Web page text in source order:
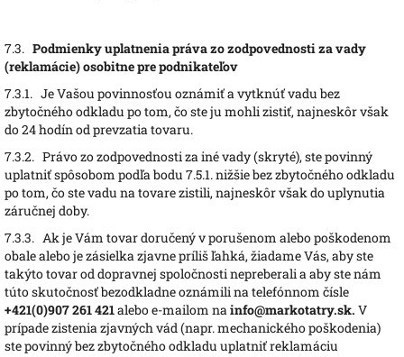
7.3. Podmienky uplatnenia práva zo zodpovednosti za vady
(reklamácie) osobitne pre podnikateľov
7.3.1. Je Vašou povinnosťou oznámiť a vytknúť vadu bez
zbytočného odkladu po tom, čo ste ju mohli zistiť, najneskôr však
do 24 hodín od prevzatia tovaru.
7.3.2. Právo zo zodpovednosti za iné vady (skryté), ste povinný
uplatniť spôsobom podľa bodu 7.5.1. nižšie bez zbytočného odkladu
po tom, čo ste vadu na tovare zistili, najneskôr však do uplynutia
záručnej doby.
7.3.3. Ak je Vám tovar doručený v porušenom alebo poškodenom
obale alebo je zásielka zjavne príliš ľahká, žiadame Vás, aby ste
takýto tovar od dopravnej spoločnosti nepreberali a aby ste nám
túto skutočnosť bezodkladne oznámili na telefónnom čísle
+421(0)907 261 421alebo e-mailom nainfo@markotatry.sk. V
prípade zistenia zjavných vád (napr. mechanického poškodenia)
ste povinný bez zbytočného odkladu uplatniť reklamáciu